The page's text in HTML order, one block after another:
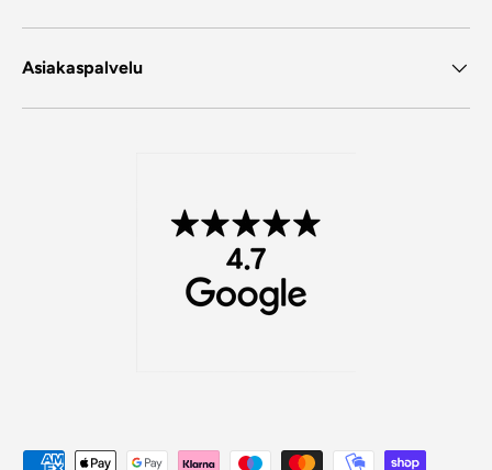
Asiakaspalvelu
Maksutavat